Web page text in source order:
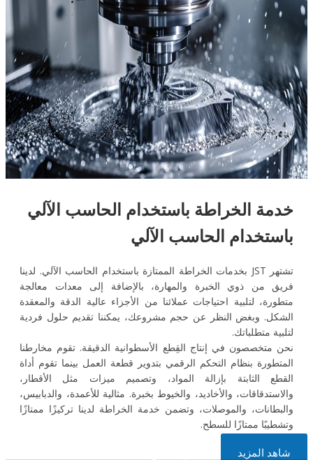
خدمة الخراطة باستخدام الحاسب الآلي
باستخدام الحاسب الآلي
تشتهر JST بخدمات الخراطة الممتازة باستخدام الحاسب الآلي. لدينا
فريق من ذوي الخبرة والمهارة، بالإضافة إلى معدات معالجة
متطورة، لتلبية احتياجات عملائنا من الأجزاء عالية الدقة والمعقدة
الشكل. وبغض النظر عن حجم مشروعك، يمكننا تقديم حلول فردية
لتلبية متطلباتك.
نحن متخصصون في إنتاج القِطع الأسطوانية الدقيقة. تقوم مخارطنا
المتطورة بنظام التحكم الرقمي بتدوير قطعة العمل بينما تقوم أداة
القطع الثابتة بإزالة المواد، وتصميم ميزات مثل الأقطار،
والاستدقاقات، والأخاديد، والخيوط بخبرة. مثالية للأعمدة، والدبابيس،
والبطانات، والموصلات، وتضمن خدمة الخراطة لدينا تركيزًا ممتازًا
وتشطيبًا ممتازًا للسطح.
شاهد المزيد